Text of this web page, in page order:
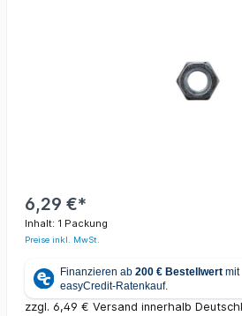
6,29 €*
Inhalt: 1 Packung
Preise inkl. MwSt.
zzgl. 6,49 € Versand innerhalb